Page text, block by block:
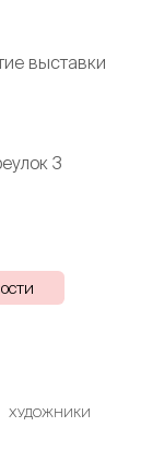
выставки
3
ХУДОЖНИКИ